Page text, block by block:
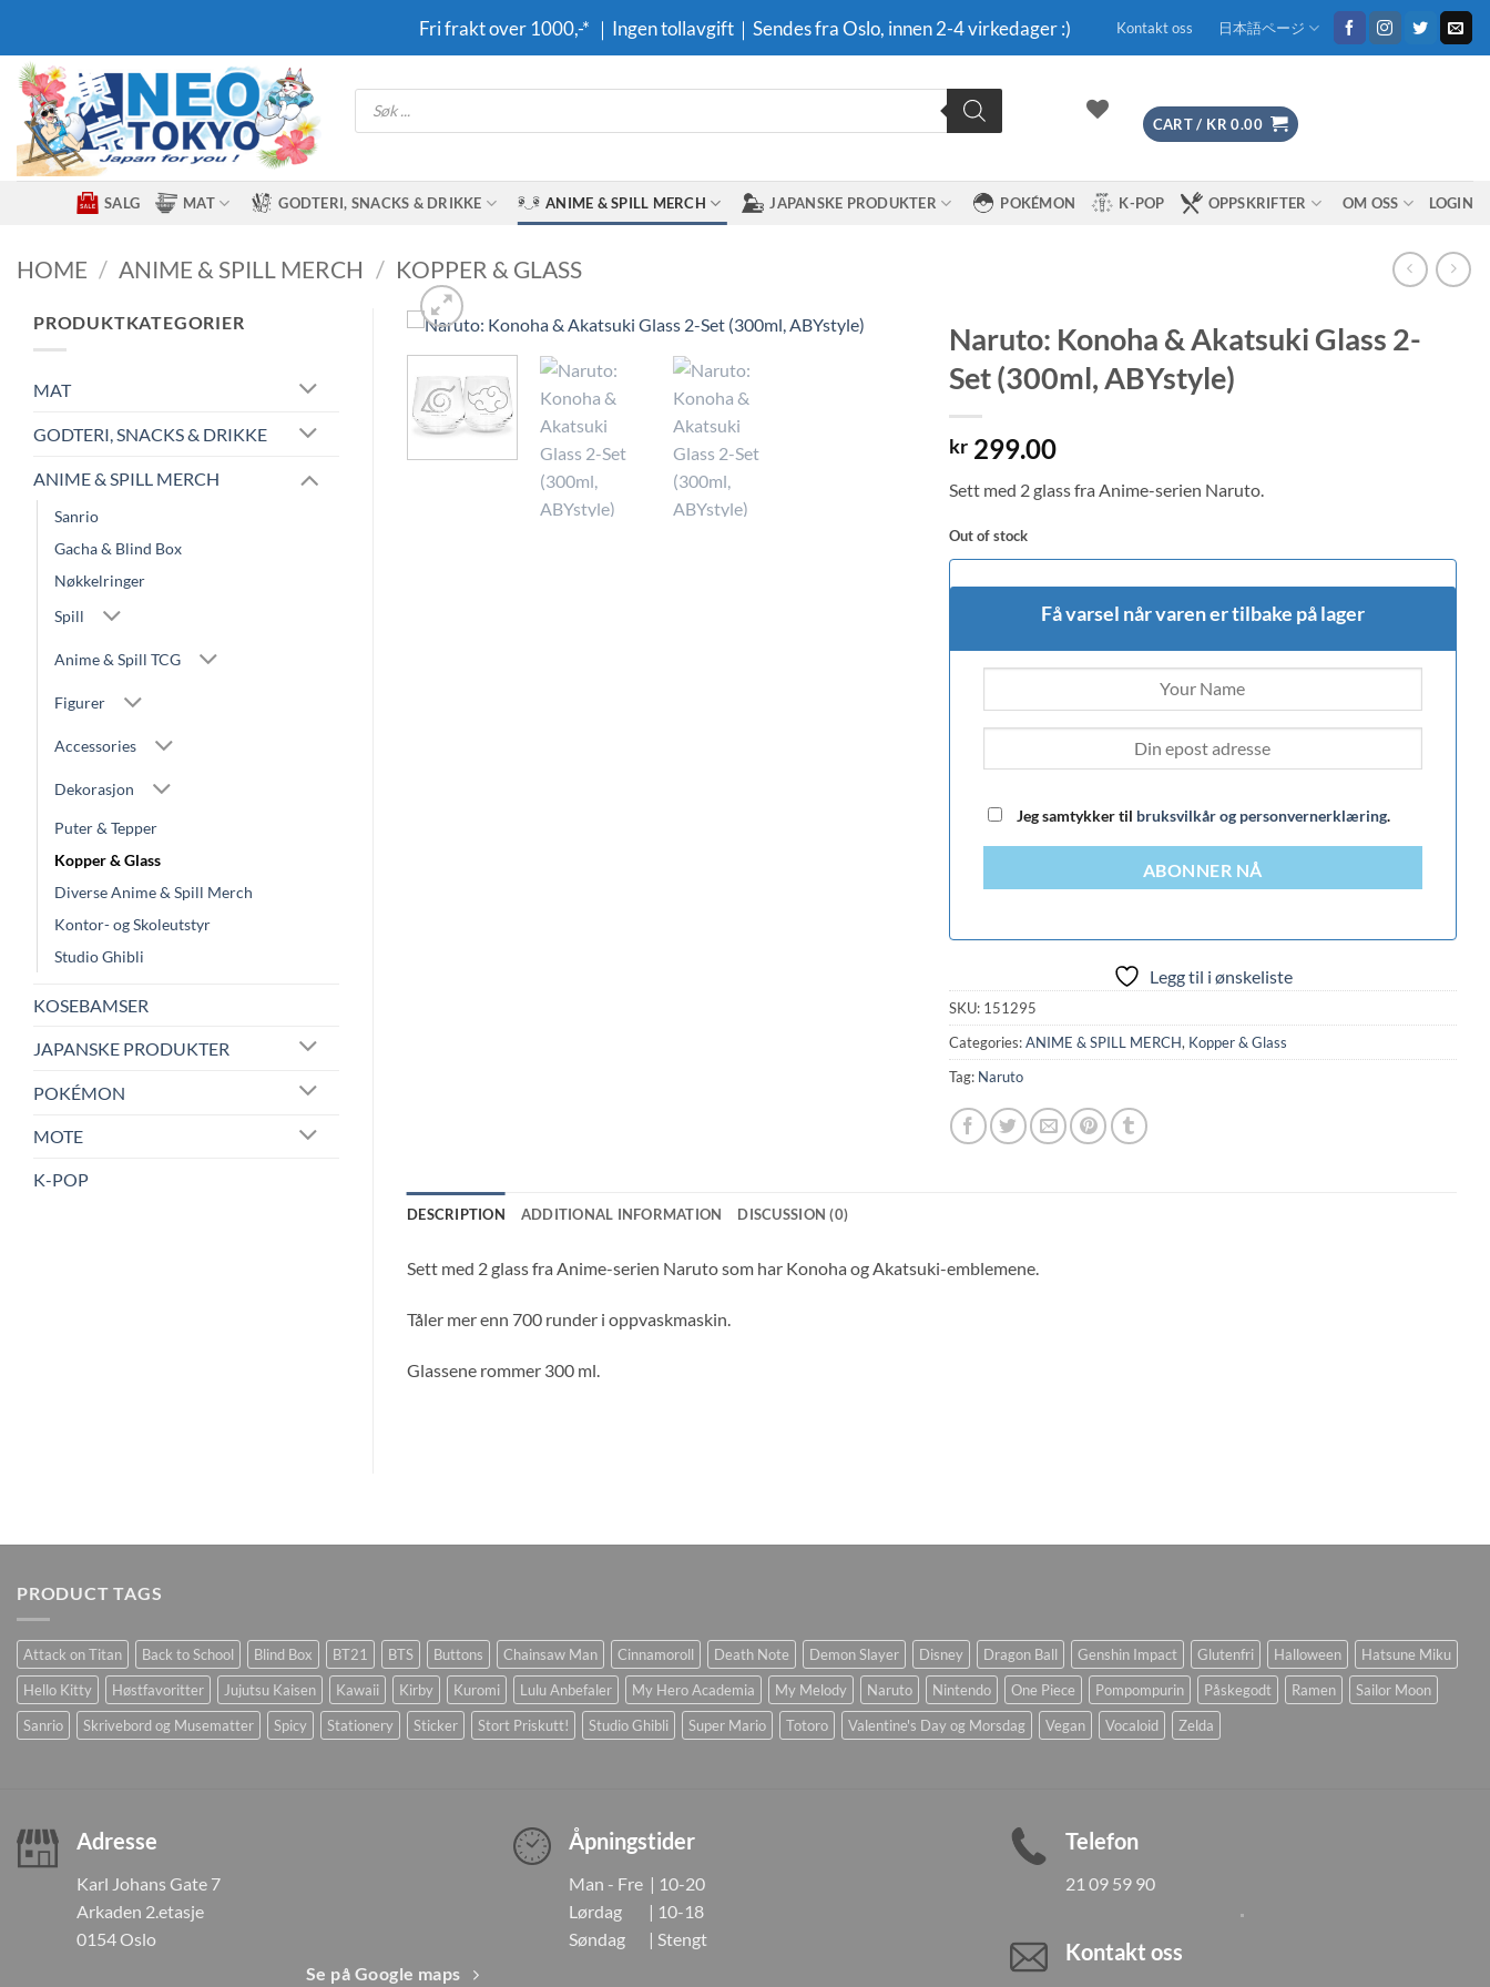
content
Fri frakt over 1000,-* ｜Ingen tollavgift｜Sendes fra Oslo, innen 2-4 virkedager :) Kontakt oss 日本語ページ
Products
search
CART / KR 0.00
SALG MAT GODTERI, SNACKS & DRIKKE ANIME & SPILL MERCH JAPANSKE PRODUKTER POKÉMON K-POP OPPSKRIFTER OM OSS LOGIN
HOME / ANIME & SPILL MERCH / KOPPER & GLASS
PRODUKTKATEGORIER
MAT
GODTERI, SNACKS & DRIKKE
ANIME & SPILL MERCH
Sanrio
Gacha & Blind Box
Nøkkelringer
Spill
Anime & Spill TCG
Figurer
Accessories
Dekorasjon
Puter & Tepper
Kopper & Glass
Diverse Anime & Spill Merch
Kontor- og Skoleutstyr
Studio Ghibli
KOSEBAMSER
JAPANSKE PRODUKTER
POKÉMON
MOTE
K-POP
Naruto: Konoha & Akatsuki Glass 2-
Set (300ml, ABYstyle)
kr299.00
Sett med 2 glass fra Anime-serien Naruto.
Out of stock
Få varsel når varen er tilbake på lager
Jeg samtykker til bruksvilkår og personvernerklæring.
ABONNER NÅ
Legg til i ønskeliste
SKU: 151295
Categories:ANIME & SPILL MERCH, Kopper & Glass
Tag: Naruto
DESCRIPTION ADDITIONAL INFORMATION DISCUSSION (0)
Sett med 2 glass fra Anime-serien Naruto som har Konoha og Akatsuki-emblemene.
Tåler mer enn 700 runder i oppvaskmaskin.
Glassene rommer 300 ml.
PRODUCT TAGS
Attack on Titan Back to School Blind Box BT21 BTS Buttons Chainsaw Man Cinnamoroll Death Note Demon Slayer Disney Dragon Ball Genshin Impact Glutenfri Halloween
Hatsune Miku
Hello Kitty
Høstfavoritter Jujutsu Kaisen Kawaii Kirby Kuromi Lulu Anbefaler My Hero Academia My Melody Naruto Nintendo One Piece Pompompurin Påskegodt Ramen
Sailor Moon
Sanrio
Skrivebord og Musematter Spicy Stationery Sticker Stort Priskutt! Studio Ghibli Super Mario Totoro Valentine's Day og Morsdag Vegan Vocaloid Zelda
Adresse
Karl Johans Gate 7
Arkaden 2.etasje
0154 Oslo
Se på Google maps
Åpningstider
Man - Fre | 10-20
Lørdag | 10-18
Søndag | Stengt
Telefon
21 09 59 90
Kontakt oss